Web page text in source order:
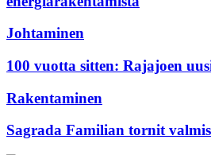
Johtaminen
100 vuotta sitten: Rajajoen
Rakentaminen
Sagrada Familian tornit